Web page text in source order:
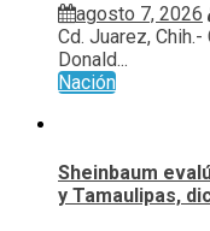
agosto 7, 2026
Cd. Juarez,
Donald...
Nación
Sheinbaum
y Tamaulipas,